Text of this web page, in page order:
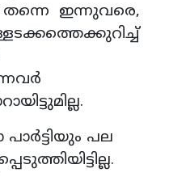
ഇന്നുവരെ,
പല